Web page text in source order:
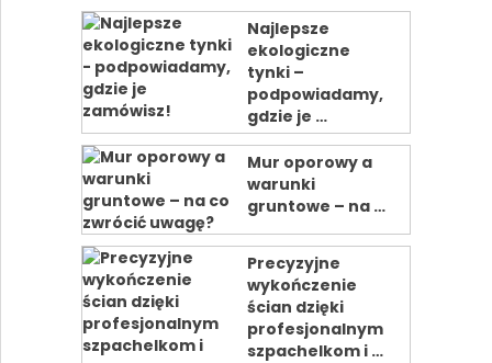
Najlepsze
ekologiczne
tynki –
podpowiadamy,
gdzie je …
Mur oporowy a
warunki
gruntowe – na …
Precyzyjne
wykończenie
ścian dzięki
profesjonalnym
szpachelkom i …